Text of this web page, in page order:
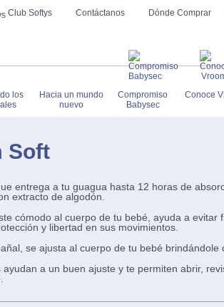
los
Hacia un mundo
nuevo
Compromiso
Babysec
Conoce
Dónde Comprar
Contáctanos
Club Softys
Soft
entrega a tu guagua hasta 12 horas de
extracto de algodón.
cómodo al cuerpo de tu bebé, ayuda a evitar
y libertad en sus movimientos.
se ajusta al cuerpo de tu bebé brindándole
a un buen ajuste y te permiten abrir,